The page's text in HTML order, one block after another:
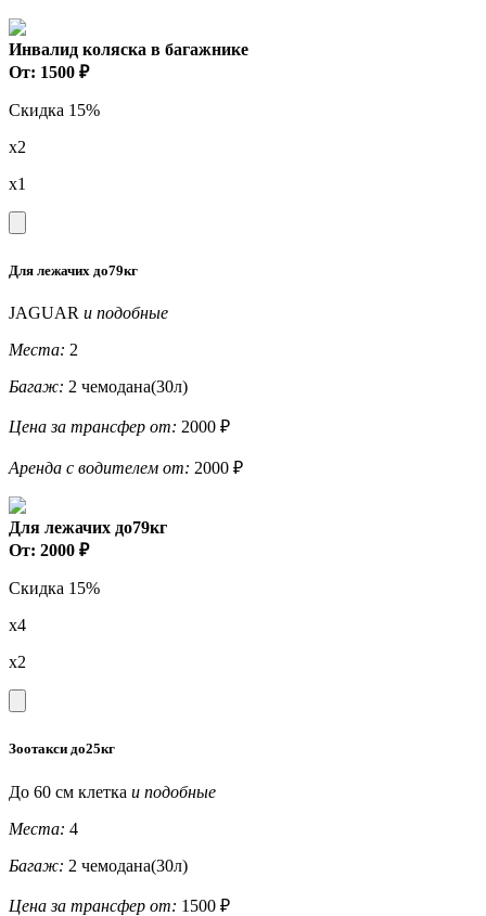
Инвалид коляска в багажнике
От: 1500 ₽
Скидка 15%
x2
x1
Для лежачих до79кг
JAGUAR и подобные
Места: 2
Багаж: 2 чемодана(30л)
Цена за трансфер от: 2000 ₽
Аренда с водителем от: 2000 ₽
Для лежачих до79кг
От: 2000 ₽
Скидка 15%
x4
x2
Зоотакси до25кг
До 60 см клетка и подобные
Места: 4
Багаж: 2 чемодана(30л)
Цена за трансфер от: 1500 ₽